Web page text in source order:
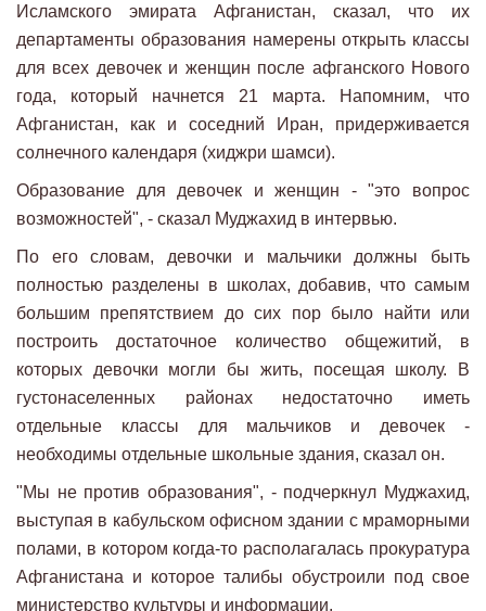
Исламского эмирата Афганистан, сказал, что их
департаменты образования намерены открыть классы
для всех девочек и женщин после афганского Нового
года, который начнется 21 марта. Напомним, что
Афганистан, как и соседний Иран, придерживается
солнечного календаря (хиджри шамси).
Образование для девочек и женщин - "это вопрос
возможностей", - сказал Муджахид в интервью.
По его словам, девочки и мальчики должны быть
полностью разделены в школах, добавив, что самым
большим препятствием до сих пор было найти или
построить достаточное количество общежитий, в
которых девочки могли бы жить, посещая школу. В
густонаселенных районах недостаточно иметь
отдельные классы для мальчиков и девочек -
необходимы отдельные школьные здания, сказал он.
"Мы не против образования", - подчеркнул Муджахид,
выступая в кабульском офисном здании с мраморными
полами, в котором когда-то располагалась прокуратура
Афганистана и которое талибы обустроили под свое
министерство культуры и информации.